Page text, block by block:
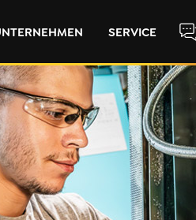
SERVICE